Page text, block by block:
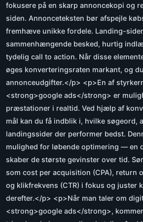
fokusere på en skarp annoncekopi og
siden. Annonceteksten bør afspejle
fremhæve unikke fordele. Landing-
sammenhængende besked, hurtig
tydelig call to action. Når disse
øges konverteringsraten markant, og
annonceudgifter.</p> <p>En af
<strong>google ads</strong> er
præstationer i realtid. Ved hjælp af
mål kan du få indblik i, hvilke søgeord,
landingssider der performer bedst.
mulighed for løbende optimering — en
skaber de største gevinster over tid.
som cost per acquisition (CPA), return
og klikfrekvens (CTR) i fokus og juster
derefter.</p> <p>Når man taler om
<strong>google ads</strong>,